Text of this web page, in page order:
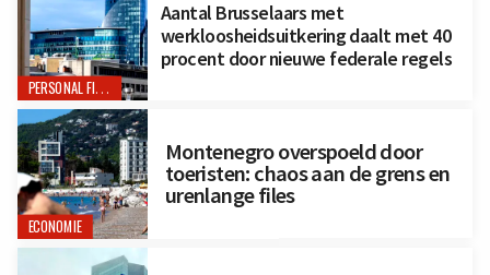
PERSONAL FINANCE
Aantal Brusselaars met
werkloosheidsuitkering daalt met 40
procent door nieuwe federale regels
ECONOMIE
Montenegro overspoeld door
toeristen: chaos aan de grens en
urenlange files